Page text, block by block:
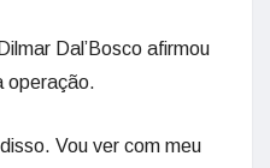
Dal’Bosco afirmou
operação.
Vou ver com meu